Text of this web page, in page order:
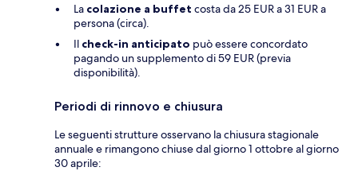
La colazione a buffet costa da 25 EUR a 31 EUR a
persona (circa).
Il check-in anticipato può essere concordato
pagando un supplemento di 59 EUR (previa
disponibilità).
Periodi di rinnovo e chiusura
Le seguenti strutture osservano la chiusura stagionale
annuale e rimangono chiuse dal giorno 1 ottobre al giorno
30 aprile: